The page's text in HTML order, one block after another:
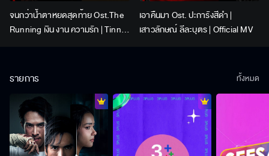
จนกว่าน้ำตาหยดสุดท้าย Ost.The
Running เงิน งาน ความรัก | Tinn |
เอาคืนมา Ost. ปะการังสีดำ |
เสาวลักษณ์ ลีละบุตร | Official MV
รายการ ทั้งหมด